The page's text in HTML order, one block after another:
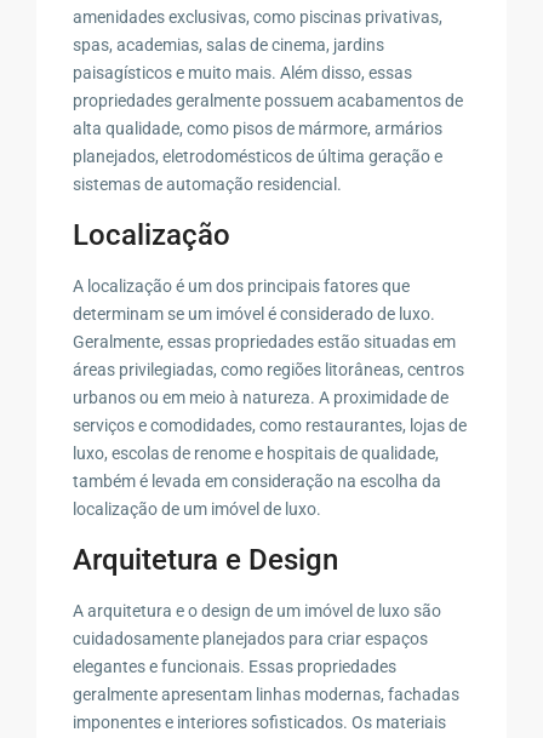
amenidades exclusivas, como piscinas privativas,
spas, academias, salas de cinema, jardins
paisagísticos e muito mais. Além disso, essas
propriedades geralmente possuem acabamentos de
alta qualidade, como pisos de mármore, armários
planejados, eletrodomésticos de última geração e
sistemas de automação residencial.
Localização
A localização é um dos principais fatores que
determinam se um imóvel é considerado de luxo.
Geralmente, essas propriedades estão situadas em
áreas privilegiadas, como regiões litorâneas, centros
urbanos ou em meio à natureza. A proximidade de
serviços e comodidades, como restaurantes, lojas de
luxo, escolas de renome e hospitais de qualidade,
também é levada em consideração na escolha da
localização de um imóvel de luxo.
Arquitetura e Design
A arquitetura e o design de um imóvel de luxo são
cuidadosamente planejados para criar espaços
elegantes e funcionais. Essas propriedades
geralmente apresentam linhas modernas, fachadas
imponentes e interiores sofisticados. Os materiais